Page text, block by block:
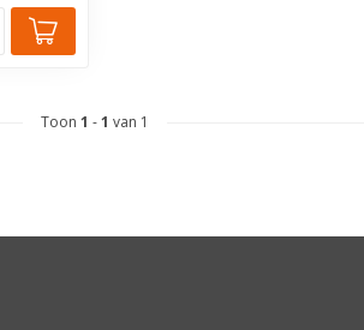
Toon 1 -1 van 1